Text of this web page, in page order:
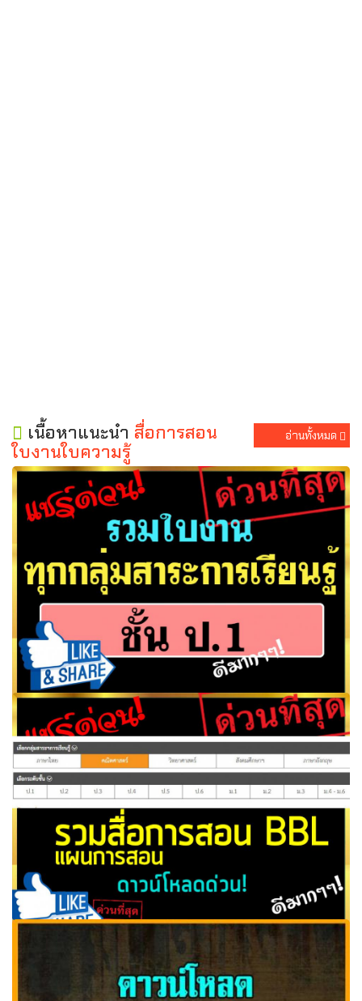
เนื้อหาแนะนำ สื่อการสอน
ใบงานใบความรู้
อ่านทั้งหมด
รวมใบงาน ป.1 ทุกกลุ่มสาระการเรียนรู้ รวมแนะแนว
ดาวน์โหลด!
ดาวน์โหลด แผนการจัดการเรียนรู้(แผนการสอน) สื่อการสอน